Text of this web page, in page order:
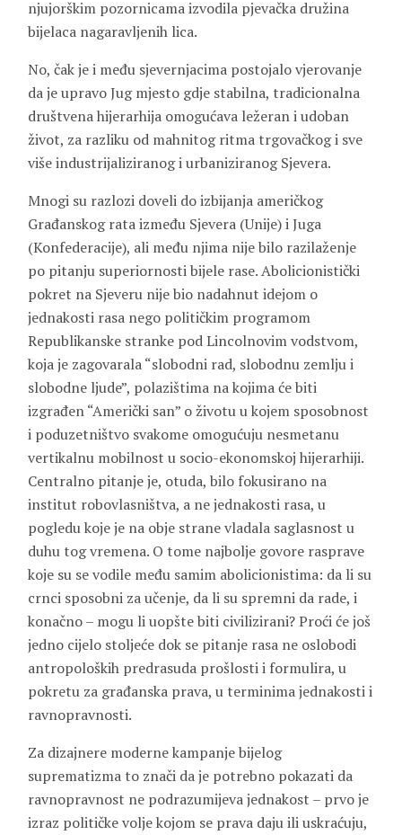
njujorškim pozornicama izvodila pjevačka družina
bijelaca nagaravljenih lica.
No, čak je i među sjevernjacima postojalo vjerovanje
da je upravo Jug mjesto gdje stabilna, tradicionalna
društvena hijerarhija omogućava ležeran i udoban
život, za razliku od mahnitog ritma trgovačkog i sve
više industrijaliziranog i urbaniziranog Sjevera.
Mnogi su razlozi doveli do izbijanja američkog
Građanskog rata između Sjevera (Unije) i Juga
(Konfederacije), ali među njima nije bilo razilaženje
po pitanju superiornosti bijele rase. Abolicionistički
pokret na Sjeveru nije bio nadahnut idejom o
jednakosti rasa nego političkim programom
Republikanske stranke pod Lincolnovim vodstvom,
koja je zagovarala “slobodni rad, slobodnu zemlju i
slobodne ljude”, polazištima na kojima će biti
izgrađen “Američki san” o životu u kojem sposobnost
i poduzetništvo svakome omogućuju nesmetanu
vertikalnu mobilnost u socio-ekonomskoj hijerarhiji.
Centralno pitanje je, otuda, bilo fokusirano na
institut robovlasništva, a ne jednakosti rasa, u
pogledu koje je na obje strane vladala saglasnost u
duhu tog vremena. O tome najbolje govore rasprave
koje su se vodile među samim abolicionistima: da li su
crnci sposobni za učenje, da li su spremni da rade, i
konačno – mogu li uopšte biti civilizirani? Proći će još
jedno cijelo stoljeće dok se pitanje rasa ne oslobodi
antropoloških predrasuda prošlosti i formulira, u
pokretu za građanska prava, u terminima jednakosti i
ravnopravnosti.
Za dizajnere moderne kampanje bijelog
suprematizma to znači da je potrebno pokazati da
ravnopravnost ne podrazumijeva jednakost – prvo je
izraz političke volje kojom se prava daju ili uskraćuju,